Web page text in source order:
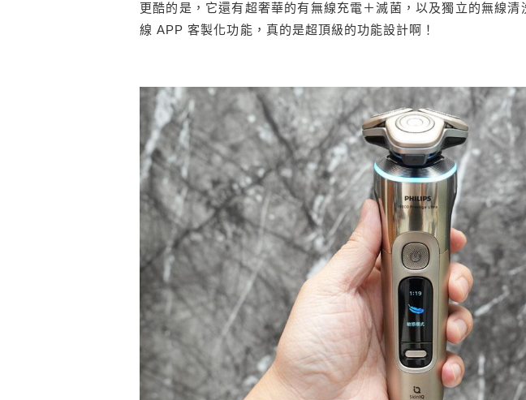
更酷的是，它還有超奢華的有無線充電＋滅菌，以及獨立的無線
線 APP 客製化功能，真的是超頂級的功能設計啊！